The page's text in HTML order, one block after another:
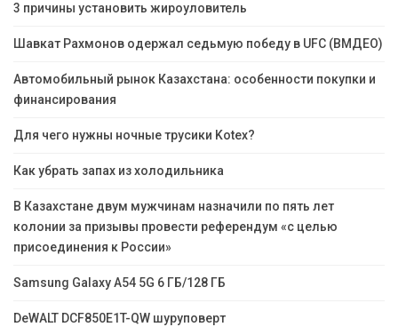
3 причины установить жироуловитель
Шавкат Рахмонов одержал седьмую победу в UFC (ВМДЕО)
Автомобильный рынок Казахстана: особенности покупки и
финансирования
Для чего нужны ночные трусики Kotex?
Как убрать запах из холодильника
В Казахстане двум мужчинам назначили по пять лет
колонии за призывы провести референдум «с целью
присоединения к России»
Samsung Galaxy A54 5G 6 ГБ/128 ГБ
DeWALT DCF850E1T-QW шуруповерт